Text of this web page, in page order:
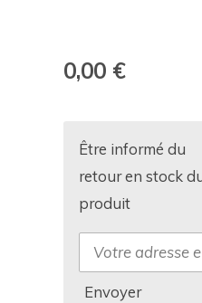
0,00 €
Être informé du
retour en stock
produit
Envoyer